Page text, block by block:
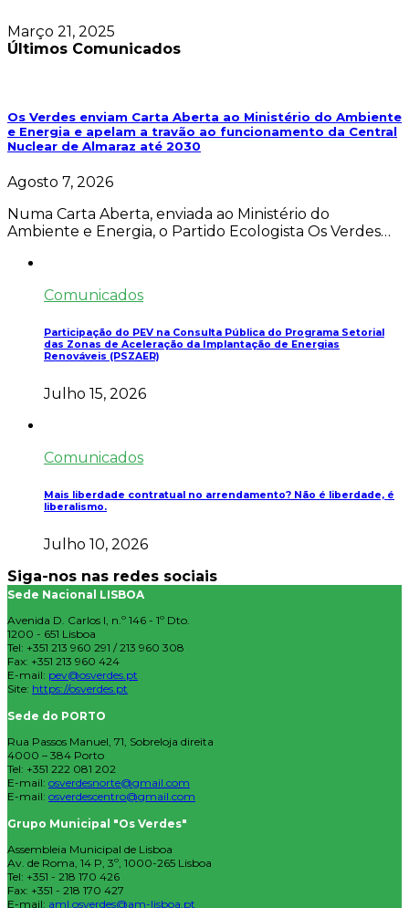
Março 21, 2025
Últimos Comunicados
Os Verdes enviam Carta Aberta ao Ministério do Ambiente
e Energia e apelam a travão ao funcionamento da Central
Nuclear de Almaraz até 2030
Agosto 7, 2026
Numa Carta Aberta, enviada ao Ministério do
Ambiente e Energia, o Partido Ecologista Os Verdes…
Comunicados
Participação do PEV na Consulta Pública do Programa Setorial
das Zonas de Aceleração da Implantação de Energias
Renováveis (PSZAER)
Julho 15, 2026
Comunicados
Mais liberdade contratual no arrendamento? Não é liberdade, é
liberalismo.
Julho 10, 2026
Siga-nos nas redes sociais
Sede Nacional LISBOA
Avenida D. Carlos I, n.º 146 - 1º Dto.
1200 - 651 Lisboa
Tel: +351 213 960 291 / 213 960 308
Fax: +351 213 960 424
E-mail: pev@osverdes.pt
Site: https://osverdes.pt
Sede do PORTO
Rua Passos Manuel, 71, Sobreloja direita
4000 – 384 Porto
Tel: +351 222 081 202
E-mail: osverdesnorte@gmail.com
E-mail: osverdescentro@gmail.com
Grupo Municipal "Os Verdes"
Assembleia Municipal de Lisboa
Av. de Roma, 14 P, 3º, 1000-265 Lisboa
Tel: +351 - 218 170 426
Fax: +351 - 218 170 427
E-mail: aml.osverdes@am-lisboa.pt